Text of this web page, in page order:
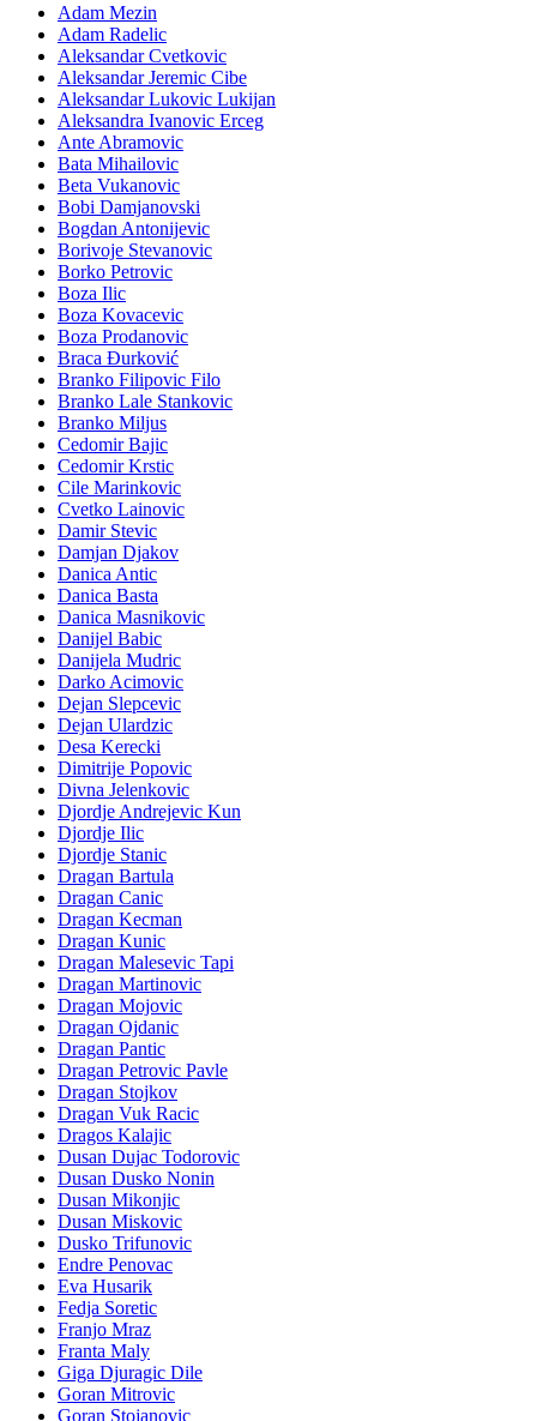
Adam Mezin
Adam Radelic
Aleksandar Cvetkovic
Aleksandar Jeremic Cibe
Aleksandar Lukovic Lukijan
Aleksandra Ivanovic Erceg
Ante Abramovic
Bata Mihailovic
Beta Vukanovic
Bobi Damjanovski
Bogdan Antonijevic
Borivoje Stevanovic
Borko Petrovic
Boza Ilic
Boza Kovacevic
Boza Prodanovic
Braca Đurković
Branko Filipovic Filo
Branko Lale Stankovic
Branko Miljus
Cedomir Bajic
Cedomir Krstic
Cile Marinkovic
Cvetko Lainovic
Damir Stevic
Damjan Djakov
Danica Antic
Danica Basta
Danica Masnikovic
Danijel Babic
Danijela Mudric
Darko Acimovic
Dejan Slepcevic
Dejan Ulardzic
Desa Kerecki
Dimitrije Popovic
Divna Jelenkovic
Djordje Andrejevic Kun
Djordje Ilic
Djordje Stanic
Dragan Bartula
Dragan Canic
Dragan Kecman
Dragan Kunic
Dragan Malesevic Tapi
Dragan Martinovic
Dragan Mojovic
Dragan Ojdanic
Dragan Pantic
Dragan Petrovic Pavle
Dragan Stojkov
Dragan Vuk Racic
Dragos Kalajic
Dusan Dujac Todorovic
Dusan Dusko Nonin
Dusan Mikonjic
Dusan Miskovic
Dusko Trifunovic
Endre Penovac
Eva Husarik
Fedja Soretic
Franjo Mraz
Franta Maly
Giga Djuragic Dile
Goran Mitrovic
Goran Stojanovic